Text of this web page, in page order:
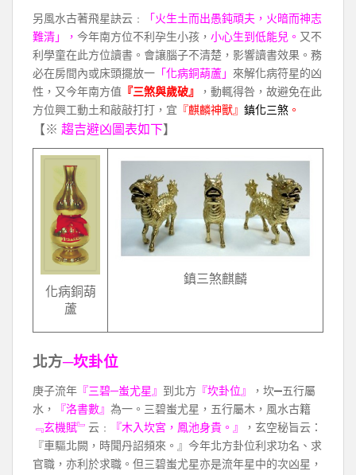
另風水古著飛星訣云﹕
「火生土而出愚鈍頑夫，火暗而神志
難清」， 今年南方位不利孕生小孩， 小心生到低能兒。 又不
利學童在此方位讀書。會讓腦子不清楚，影響讀書效果。務
必在房間內或床頭擺放一 「化病銅葫蘆」 來解化病符星的凶
性，又今年南方值 『三煞與歲破』
，動輒得咎，故避免在此
方位興工動土和敲敲打打，宜 『麒麟神獸』 鎮化三煞 。
【※ 趨吉避凶圖表如下】
化病銅葫
蘆
鎮三煞麒麟
北方─坎卦位
庚子流年 『三碧─蚩尤星』 到北方 『坎卦位』 ，坎─五行屬
水，
『洛書數』 為一。三碧蚩尤星，五行屬木，風水古籍
﹃玄機賦﹄ 云﹕ 『木入坎宮，鳳池身貴。』
，玄空秘旨云：
『車驅北闕，時聞丹詔頻來。』今年北方卦位利求功名、求
官職，亦利於求職。但三碧蚩尤星亦是流年星中的次凶星，